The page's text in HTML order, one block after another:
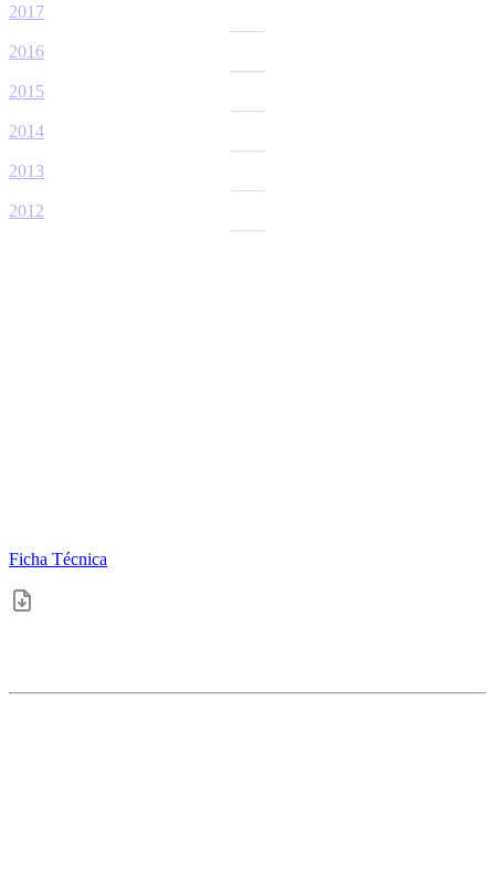
2017
2016
2015
2014
2013
2012
Ficha Técnica